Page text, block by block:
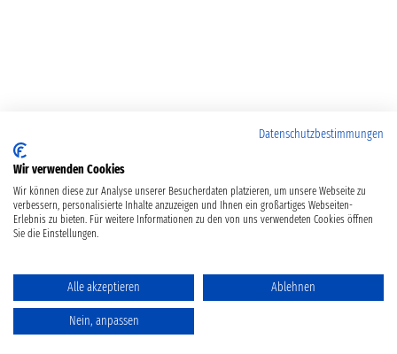
Datenschutzbestimmungen
Wir verwenden Cookies
Wir können diese zur Analyse unserer Besucherdaten platzieren, um unsere Webseite zu
verbessern, personalisierte Inhalte anzuzeigen und Ihnen ein großartiges Webseiten-
Erlebnis zu bieten. Für weitere Informationen zu den von uns verwendeten Cookies öffnen
Sie die Einstellungen.
Alle akzeptieren Ablehnen
Nein, anpassen